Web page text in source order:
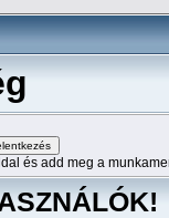
és add meg a